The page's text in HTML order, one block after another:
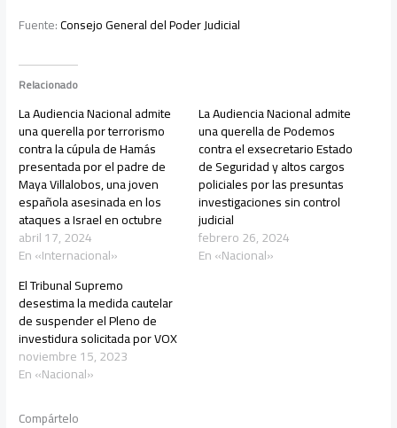
Fuente:Consejo General del Poder Judicial
Relacionado
La Audiencia Nacional admite
una querella por terrorismo
contra la cúpula de Hamás
presentada por el padre de
Maya Villalobos, una joven
española asesinada en los
ataques a Israel en octubre
abril 17, 2024
En «Internacional»
La Audiencia Nacional admite
una querella de Podemos
contra el exsecretario Estado
de Seguridad y altos cargos
policiales por las presuntas
investigaciones sin control
judicial
febrero 26, 2024
En «Nacional»
El Tribunal Supremo
desestima la medida cautelar
de suspender el Pleno de
investidura solicitada por VOX
noviembre 15, 2023
En «Nacional»
Compártelo